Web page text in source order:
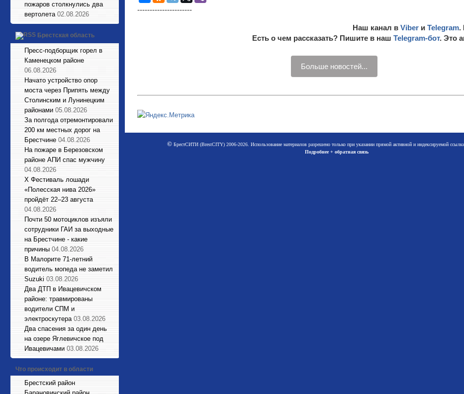
пожаров столкнулись два
вертолета 02.08.2026
Брестская область
Пресс-подборщик горел в
Каменецком районе
06.08.2026
Начато устройство опор
моста через Припять между
Столинским и Лунинецким
районами 05.08.2026
За полгода отремонтировали
200 км местных дорог на
Брестчине 04.08.2026
На пожаре в Березовском
районе АПИ спас мужчину
04.08.2026
X Фестиваль лошади
«Полесская нива 2026»
пройдёт 22–23 августа
04.08.2026
Почти 50 мотоциклов изъяли
сотрудники ГАИ за выходные
на Брестчине - какие
причины 04.08.2026
В Малорите 71-летний
водитель мопеда не заметил
Suzuki 03.08.2026
Два ДТП в Ивацевичском
районе: травмированы
водители СПМ и
электроскутера 03.08.2026
Два спасения за один день
на озере Яглевичское под
Ивацевичами 03.08.2026
Что происходит в области
Брестский район
----------------------
Наш канал в Viber и Telegram.
Есть о чем рассказать? Пишите в наш Telegram-бот. Это
Больше новостей...
©БрестСИТИ (BrestCITY) 2006-2026. Использование материалов разрешено только при указании прямой активной и индексируемой
Подробнее + обратная связь